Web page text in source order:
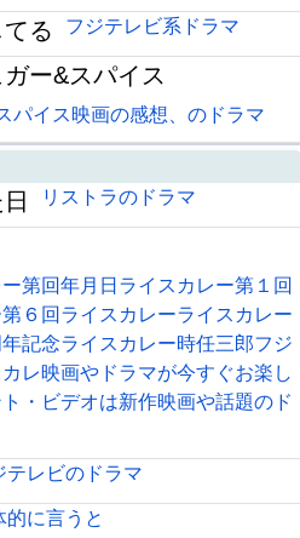
る フジテレビ系ドラマ
ー&スパイス
パイス映画の感想、のドラマ
リストラのドラマ
第回年月日ライスカレー第１回
６回ライスカレーライスカレー
記念ライスカレー時任三郎フジ
レ映画やドラマが今すぐお楽し
・ビデオは新作映画や話題のド
テレビのドラマ
的に言うと